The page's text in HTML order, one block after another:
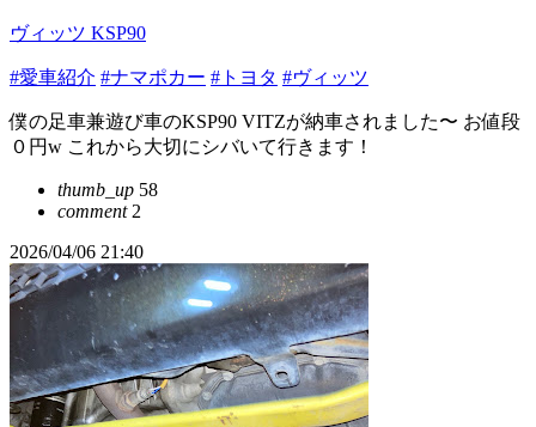
ヴィッツ KSP90
#愛車紹介 #ナマポカー #トヨタ #ヴィッツ
僕の足車兼遊び車のKSP90 VITZが納車されました〜 お値段
０円w これから大切にシバいて行きます！
thumb_up 58
comment2
2026/04/06 21:40